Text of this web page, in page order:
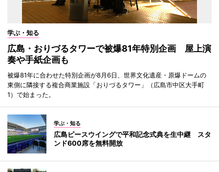
学ぶ・知る
広島・おりづるタワーで被爆81年特別企画 屋上演
奏や手紙企画も
被爆81年に合わせた特別企画が8月6日、世界文化遺産・原爆ドームの
東側に隣接する複合商業施設「おりづるタワー」（広島市中区大手町
1）で始まった。
学ぶ・知る
広島ピースウイングで平和記念式典を生中継 スタ
ンド600席を無料開放